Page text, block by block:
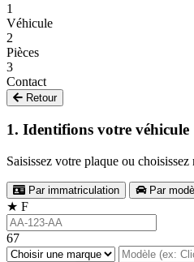
1
Véhicule
2
Pièces
3
Contact
Retour
1. Identifions votre véhicule
Saisissez votre plaque ou choisissez
Par immatriculation Par
★ F
67